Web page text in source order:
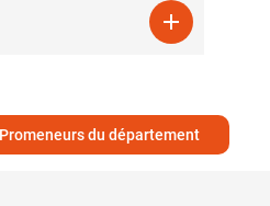

du département